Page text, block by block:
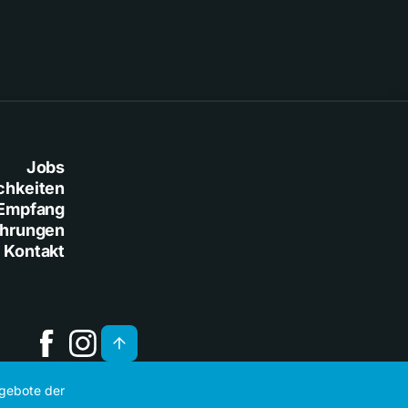
Jobs
Kontakt
der